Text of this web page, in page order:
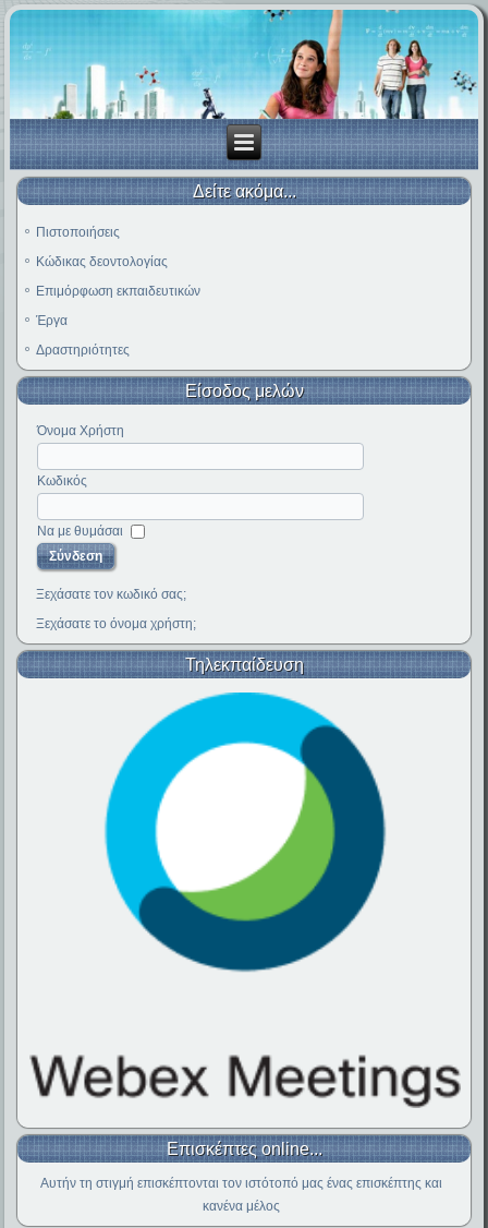
Δείτε ακόμα...
Πιστοποιήσεις
Κώδικας δεοντολογίας
Επιμόρφωση εκπαιδευτικών
Έργα
Δραστηριότητες
Είσοδος μελών
Όνομα Χρήστη
Κωδικός
Να με θυμάσαι
Ξεχάσατε τον κωδικό σας;
Ξεχάσατε το όνομα χρήστη;
Τηλεκπαίδευση
Επισκέπτες online...
Αυτήν τη στιγμή επισκέπτονται τον ιστότοπό μας ένας επισκέπτης και
κανένα μέλος